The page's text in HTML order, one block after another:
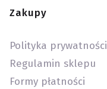
Zakupy
Polityka prywatności
Regulamin sklepu
Formy płatności